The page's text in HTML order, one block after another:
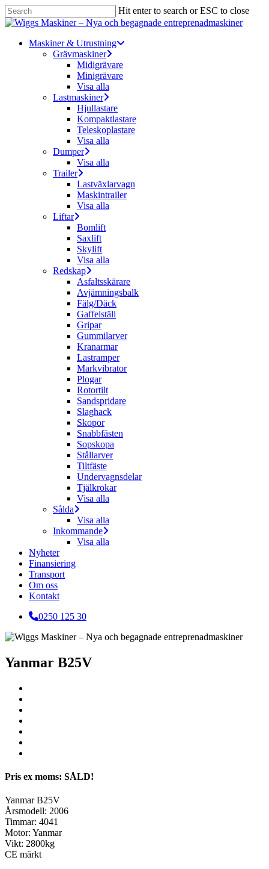
Skip
to
content
Hit enter to search or ESC to close
Close
Menu
Maskiner & Utrustning
Grävmaskiner
Midigrävare
Minigrävare
Visa alla
Lastmaskiner
Hjullastare
Kompaktlastare
Teleskoplastare
Visa alla
Dumper
Visa alla
Trailer
Lastväxlarvagn
Maskintrailer
Visa alla
Liftar
Bomlift
Saxlift
Skylift
Visa alla
Redskap
Asfaltsskärare
Avjämningsbalk
Fälg/Däck
Gaffelställ
Gripar
Gummilarver
Kranarmar
Lastramper
Markvibrator
Plogar
Rotortilt
Sandspridare
Slaghack
Skopor
Snabbfästen
Sopskopa
Stållarver
Tiltfäste
Undervagnsdelar
Tjälkrokar
Visa alla
Sålda
Visa alla
Inkommande
Visa alla
Nyheter
Finansiering
Transport
Om oss
Kontakt
0250 125 30
Yanmar B25V
Pris ex moms: SÅLD!
Yanmar B25V
Årsmodell: 2006
Timmar: 4041
Motor: Yanmar
Vikt: 2800kg
CE märkt